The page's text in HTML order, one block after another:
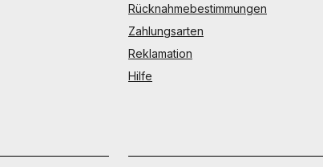
Rücknahmebestimmungen
Zahlungsarten
Reklamation
Hilfe